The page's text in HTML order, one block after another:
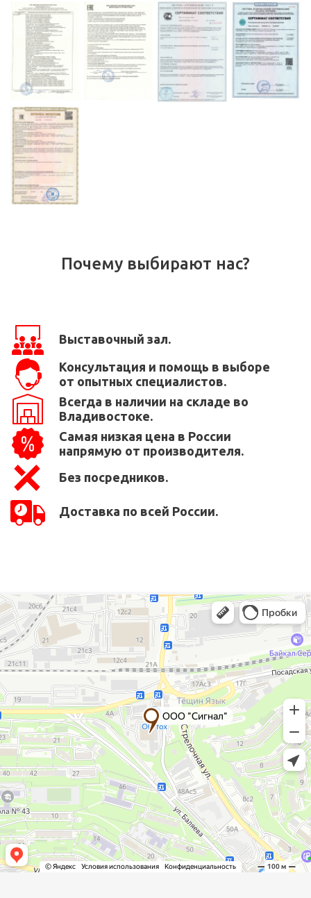
Почему выбирают нас?
Выставочный зал.
Консультация и помощь в выборе
от опытных специалистов.
Всегда в наличии на складе во
Владивостоке.
Самая низкая цена в России
напрямую от производителя.
Без посредников.
Доставка по всей России.